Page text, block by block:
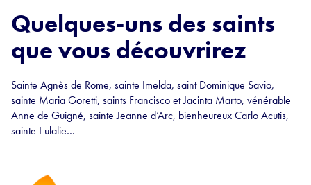
Quelques-uns des saints
que vous découvrirez
Sainte Agnès de Rome, sainte Imelda, saint Dominique Savio,
sainte Maria Goretti, saints Francisco et Jacinta Marto, vénérable
Anne de Guigné, sainte Jeanne d’Arc, bienheureux Carlo Acutis,
sainte Eulalie…